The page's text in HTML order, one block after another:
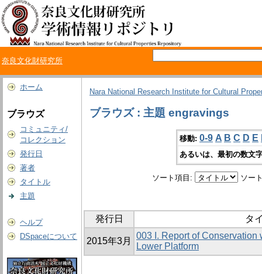
奈良文化財研究所
ホーム
ブラウズ
コミュニティ/
コレクション
発行日
著者
タイトル
主題
ヘルプ
DSpaceについて
Nara National Research Institute for Cultural
ブラウズ : 主題 engravings
移動: 0-9 A B C D E
あるいは、最初の数文
ソート項目: ソー
発行日 タ
2015年3月
003 I. Report of
Lower Platform